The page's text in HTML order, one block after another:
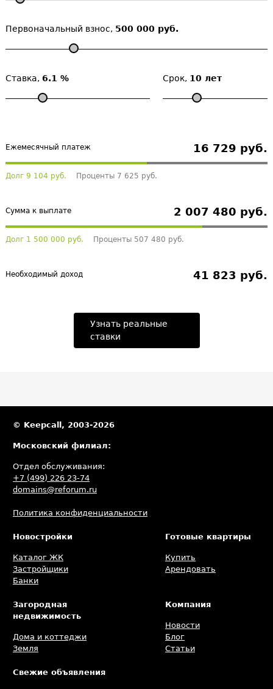
Первоначальный взнос, 500 000 руб.
Ставка, 6.1 % Срок, 10 лет
Ежемесячный платеж 16 729 руб.
Долг 9 104 руб. Проценты 7 625 руб.
Сумма к выплате 2 007 480 руб.
Долг 1 500 000 руб. Проценты 507 480 руб.
Необходимый доход 41 823 руб.
Узнать реальные
ставки
© Keepcall, 2003-2026
Московский филиал:
Отдел обслуживания:
+7 (499) 226 23-74
domains@reforum.ru
Политика конфиденциальности
Новостройки
Каталог ЖК
Застройщики
Банки
Готовые квартиры
Купить
Арендовать
Загородная
недвижимость
Дома и коттеджи
Земля
Компания
Новости
Блог
Статьи
Свежие объявления